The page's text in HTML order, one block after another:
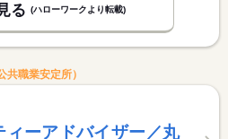
る (ハローワークより転載)
職業安定所）
ーアドバイザー／丸